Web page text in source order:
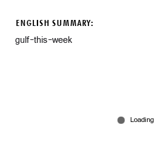
ENGLISH SUMMARY:
gulf-this-week